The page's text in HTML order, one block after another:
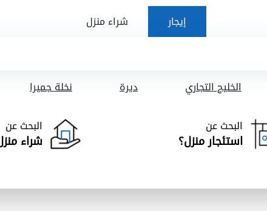
إيجار شراء منزل
الخليج التجاري ديرة نخلة جميرا
البحث عن
استئجار منزل؟
البحث عن
شراء